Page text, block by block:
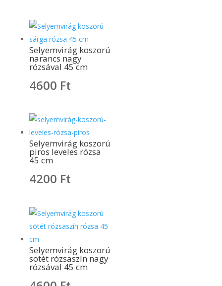
Selyemvirág koszorú
narancs nagy
rózsával 45 cm
4600 Ft
Selyemvirág koszorú
piros leveles rózsa
45 cm
4200 Ft
Selyemvirág koszorú
sötét rózsaszín nagy
rózsával 45 cm